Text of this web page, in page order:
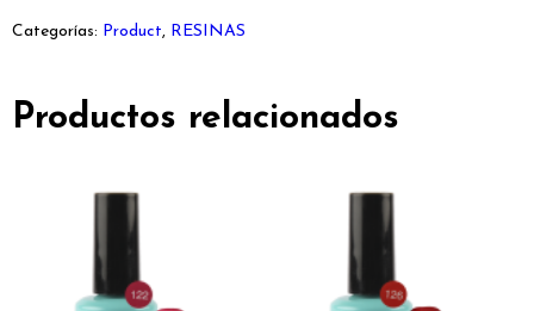
Categorías: Product, RESINAS
Productos relacionados